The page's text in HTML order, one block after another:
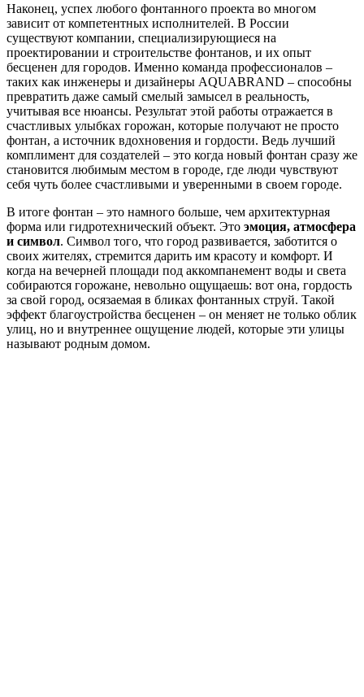
Наконец, успех любого фонтанного проекта во многом
зависит от компетентных исполнителей. В России
существуют компании, специализирующиеся на
проектировании и строительстве фонтанов, и их опыт
бесценен для городов. Именно команда профессионалов –
таких как инженеры и дизайнеры AQUABRAND – способны
превратить даже самый смелый замысел в реальность,
учитывая все нюансы. Результат этой работы отражается в
счастливых улыбках горожан, которые получают не просто
фонтан, а источник вдохновения и гордости. Ведь лучший
комплимент для создателей – это когда новый фонтан сразу же
становится любимым местом в городе, где люди чувствуют
себя чуть более счастливыми и уверенными в своем городе.
В итоге фонтан – это намного больше, чем архитектурная
форма или гидротехнический объект. Это эмоция, атмосфера
и символ. Символ того, что город развивается, заботится о
своих жителях, стремится дарить им красоту и комфорт. И
когда на вечерней площади под аккомпанемент воды и света
собираются горожане, невольно ощущаешь: вот она, гордость
за свой город, осязаемая в бликах фонтанных струй. Такой
эффект благоустройства бесценен – он меняет не только облик
улиц, но и внутреннее ощущение людей, которые эти улицы
называют родным домом.